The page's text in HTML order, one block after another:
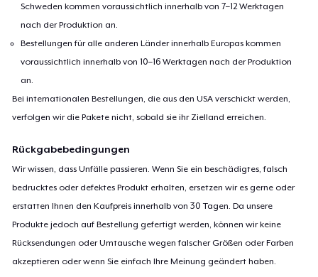
Schweden kommen voraussichtlich innerhalb von 7–12 Werktagen
nach der Produktion an.
Bestellungen für alle anderen Länder innerhalb Europas kommen
voraussichtlich innerhalb von 10–16 Werktagen nach der Produktion
an.
Bei internationalen Bestellungen, die aus den USA verschickt werden,
verfolgen wir die Pakete nicht, sobald sie ihr Zielland erreichen.
Rückgabebedingungen
Wir wissen, dass Unfälle passieren. Wenn Sie ein beschädigtes, falsch
bedrucktes oder defektes Produkt erhalten, ersetzen wir es gerne oder
erstatten Ihnen den Kaufpreis innerhalb von 30 Tagen. Da unsere
Produkte jedoch auf Bestellung gefertigt werden, können wir keine
Rücksendungen oder Umtausche wegen falscher Größen oder Farben
akzeptieren oder wenn Sie einfach Ihre Meinung geändert haben.